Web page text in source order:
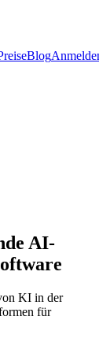
Blog
AI-
KI in der
für